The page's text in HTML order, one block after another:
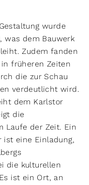
wurde
was dem Bauwerk
Zudem fanden
in früheren Zeiten
die zur Schau
verdeutlicht wird.
dem Karlstor
die
Laufe der Zeit. Ein
ist eine Einladung,
die kulturellen
ist ein Ort, an